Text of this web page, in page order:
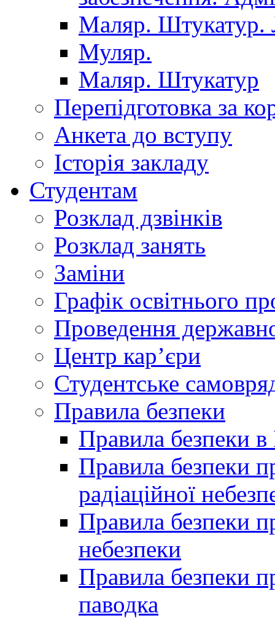
Маляр. Штукатур.
Муляр.
Маляр. Штукатур
Перепідготовка за
Анкета до вступу
Історія закладу
Студентам
Розклад дзвінків
Розклад занять
Заміни
Графік освітнього
Проведення
Центр кар’єри
Студентське
Правила безпеки
Правила безпеки в
Правила безпеки
радіаційної
Правила безпеки
небезпеки
Правила безпеки
паводка